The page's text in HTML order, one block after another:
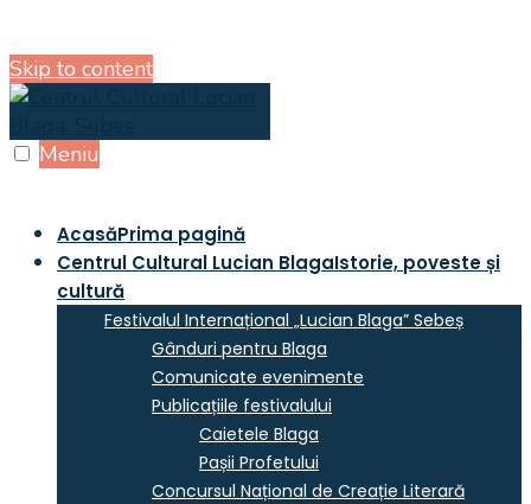
Skip to content
Meniu
AcasăPrima pagină
Centrul Cultural Lucian BlagaIstorie, poveste și
cultură
Festivalul Internațional „Lucian Blaga” Sebeș
Gânduri pentru Blaga
Comunicate evenimente
Publicațiile festivalului
Caietele Blaga
Pașii Profetului
Concursul Național de Creație Literară